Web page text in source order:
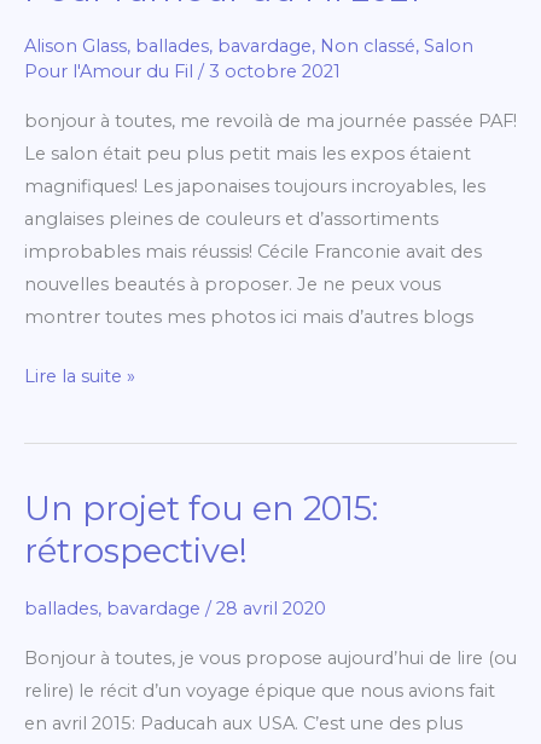
Alison Glass, ballades, bavardage, Non classé, Salon
Pour l'Amour du Fil /3 octobre 2021
bonjour à toutes, me revoilà de ma journée passée PAF!
Le salon était peu plus petit mais les expos étaient
magnifiques! Les japonaises toujours incroyables, les
anglaises pleines de couleurs et d’assortiments
improbables mais réussis! Cécile Franconie avait des
nouvelles beautés à proposer. Je ne peux vous
montrer toutes mes photos ici mais d’autres blogs
du
Fil
2021
Lire la suite »
Un projet fou en 2015:
rétrospective!
ballades, bavardage /28 avril 2020
Bonjour à toutes, je vous propose aujourd’hui de lire (ou
relire) le récit d’un voyage épique que nous avions fait
en avril 2015: Paducah aux USA. C’est une des plus
Un
projet
fou
en
rétrospective!